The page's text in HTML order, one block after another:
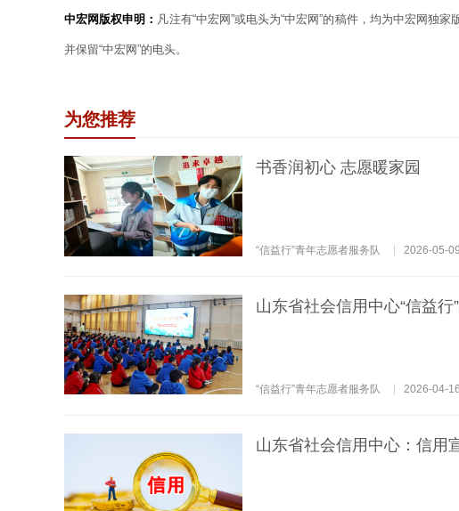
中宏网版权申明： 凡注有“中宏网”或电头为“中宏网”的稿件，均为中宏网独
并保留“中宏网”的电头。
为您推荐
书香润初心 志愿暖家园
“信益行”青年志愿者服务队 2026-05-
山东省社会信用中心“信益
“信益行”青年志愿者服务队 2026-04-
山东省社会信用中心：信用